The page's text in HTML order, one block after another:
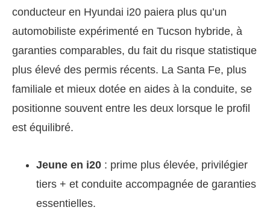
conducteur en Hyundai i20 paiera plus qu’un
automobiliste expérimenté en Tucson hybride, à
garanties comparables, du fait du risque statistique
plus élevé des permis récents. La Santa Fe, plus
familiale et mieux dotée en aides à la conduite, se
positionne souvent entre les deux lorsque le profil
est équilibré.
Jeune en i20 : prime plus élevée, privilégier
tiers + et conduite accompagnée de garanties
essentielles.